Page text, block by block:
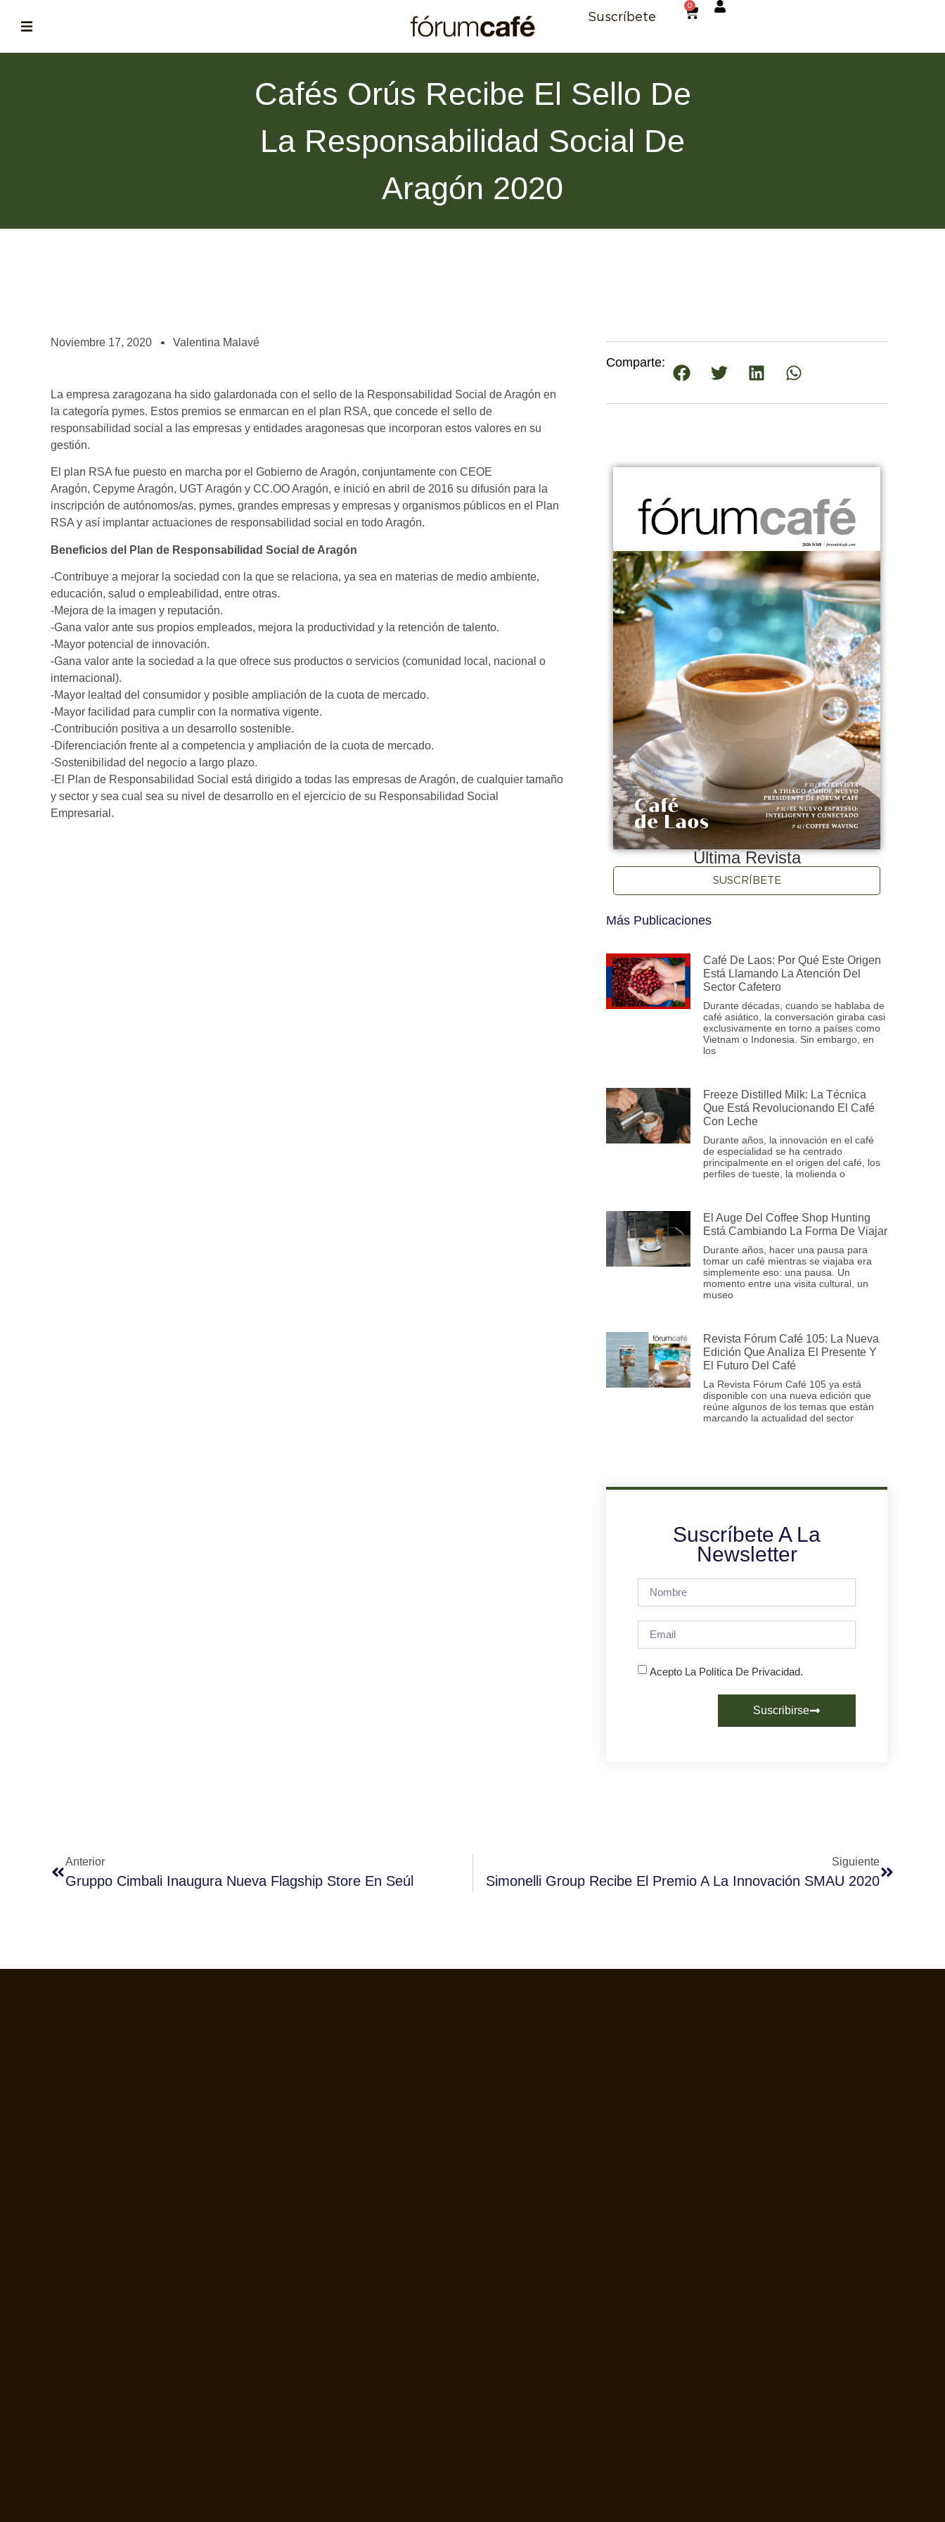
¡te imaginas vivir de tu pasión por el café?
Suscríbete
0
Cafés Orús Recibe El Sello De
La Responsabilidad Social De
Aragón 2020
Noviembre 17, 2020 Valentina Malavé
La empresa zaragozana ha sido galardonada con el sello de la Responsabilidad Social de Aragón en
la categoría pymes. Estos premios se enmarcan en el plan RSA, que concede el sello de
responsabilidad social a las empresas y entidades aragonesas que incorporan estos valores en su
gestión.
El plan RSA fue puesto en marcha por el Gobierno de Aragón, conjuntamente con CEOE
Aragón, Cepyme Aragón, UGT Aragón y CC.OO Aragón, e inició en abril de 2016 su difusión para la
inscripción de autónomos/as, pymes, grandes empresas y empresas y organismos públicos en el Plan
RSA y así implantar actuaciones de responsabilidad social en todo Aragón.
Beneficios del Plan de Responsabilidad Social de Aragón
-Contribuye a mejorar la sociedad con la que se relaciona, ya sea en materias de medio ambiente,
educación, salud o empleabilidad, entre otras.
-Mejora de la imagen y reputación.
-Gana valor ante sus propios empleados, mejora la productividad y la retención de talento.
-Mayor potencial de innovación.
-Gana valor ante la sociedad a la que ofrece sus productos o servicios (comunidad local, nacional o
internacional).
-Mayor lealtad del consumidor y posible ampliación de la cuota de mercado.
-Mayor facilidad para cumplir con la normativa vigente.
-Contribución positiva a un desarrollo sostenible.
-Diferenciación frente al a competencia y ampliación de la cuota de mercado.
-Sostenibilidad del negocio a largo plazo.
-El Plan de Responsabilidad Social está dirigido a todas las empresas de Aragón, de cualquier tamaño
y sector y sea cual sea su nivel de desarrollo en el ejercicio de su Responsabilidad Social
Empresarial.
Comparte:
Última Revista
SUSCRÍBETE
Más Publicaciones
Café De Laos: Por Qué Este Origen
Está Llamando La Atención Del
Sector Cafetero
Durante décadas, cuando se hablaba de
café asiático, la conversación giraba casi
exclusivamente en torno a países como
Vietnam o Indonesia. Sin embargo, en
los
Freeze Distilled Milk: La Técnica
Que Está Revolucionando El Café
Con Leche
Durante años, la innovación en el café
de especialidad se ha centrado
principalmente en el origen del café, los
perfiles de tueste, la molienda o
El Auge Del Coffee Shop Hunting
Está Cambiando La Forma De Viajar
Durante años, hacer una pausa para
tomar un café mientras se viajaba era
simplemente eso: una pausa. Un
momento entre una visita cultural, un
museo
Revista Fórum Café 105: La Nueva
Edición Que Analiza El Presente Y
El Futuro Del Café
La Revista Fórum Café 105 ya está
disponible con una nueva edición que
reúne algunos de los temas que están
marcando la actualidad del sector
Suscríbete A La
Newsletter
Acepto La Política De Privacidad.
Suscribirse
Anterior
Gruppo Cimbali Inaugura Nueva Flagship Store En Seúl
Siguiente
Simonelli Group Recibe El Premio A La Innovación SMAU 2020